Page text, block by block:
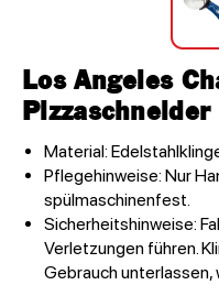
Los Angeles
Pizzaschneider
Material:
Pflegehinweise: Nur
spülmaschinenfest.
Sicherheitshinweise:
Verletzungen führen.
Gebrauch